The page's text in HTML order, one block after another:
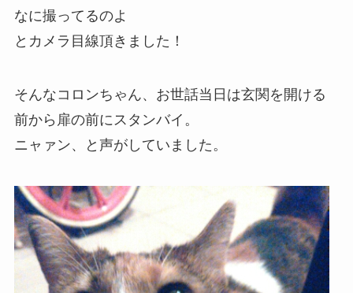
なに撮ってるのよ
とカメラ目線頂きました！
そんなコロンちゃん、お世話当日は玄関を開ける
前から扉の前にスタンバイ。
ニャァン、と声がしていました。